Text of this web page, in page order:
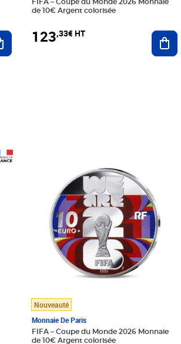
Ajouter au panier
FIFA – Coupe du Monde 2026 Monnaie
de 10€ Argent colorisée
123,33€ HT
Nouveauté
Monnaie De Paris
FIFA – Coupe du Monde 2026 Monnaie
de 10€ Argent colorisée